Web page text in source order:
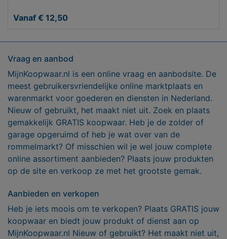
Vanaf € 12,50
Vraag en aanbod
MijnKoopwaar.nl is een online vraag en aanbodsite. De
meest gebruikersvriendelijke online marktplaats en
warenmarkt voor goederen en diensten in Nederland.
Nieuw of gebruikt, het maakt niet uit. Zoek en plaats
gemakkelijk GRATIS koopwaar. Heb je de zolder of
garage opgeruimd of heb je wat over van de
rommelmarkt? Of misschien wil je wel jouw complete
online assortiment aanbieden? Plaats jouw produkten
op de site en verkoop ze met het grootste gemak.
Aanbieden en verkopen
Heb je iets moois om te verkopen? Plaats GRATIS jouw
koopwaar en biedt jouw produkt of dienst aan op
MijnKoopwaar.nl Nieuw of gebruikt? Het maakt niet uit,